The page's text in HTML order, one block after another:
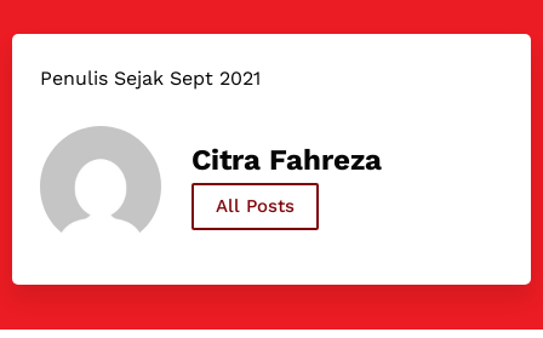
Penulis Sejak Sept 2021
Citra Fahreza
All Posts